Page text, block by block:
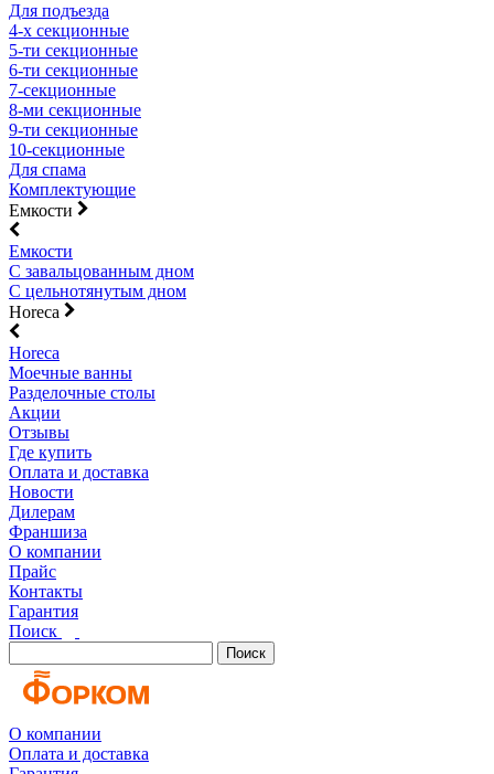
Для подъезда
4-х секционные
5-ти секционные
6-ти секционные
7-секционные
8-ми секционные
9-ти секционные
10-секционные
Для спама
Комплектующие
Емкости
Емкости
С завальцованным дном
С цельнотянутым дном
Horeca
Horeca
Моечные ванны
Разделочные столы
Акции
Отзывы
Где купить
Оплата и доставка
Новости
Дилерам
Франшиза
О компании
Прайс
Контакты
Гарантия
Поиск
Поиск
О компании
Оплата и доставка